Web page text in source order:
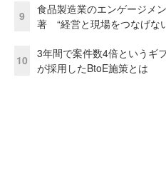
9
食品製造業のエンゲージメ
著 “経営と現場をつなげな
10
3年間で案件数4倍という
が採用したBtoE施策とは